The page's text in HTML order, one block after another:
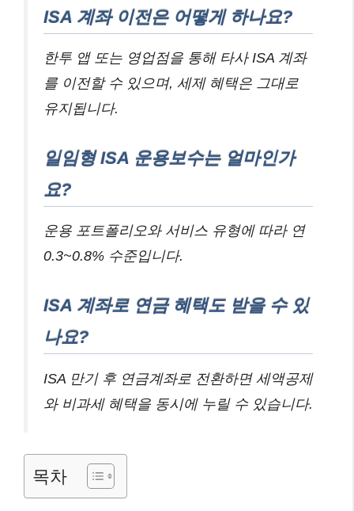
ISA 계좌 이전은 어떻게 하나요?
한투 앱 또는 영업점을 통해 타사 ISA 계좌
를 이전할 수 있으며, 세제 혜택은 그대로
유지됩니다.
일임형 ISA 운용보수는 얼마인가
요?
운용 포트폴리오와 서비스 유형에 따라 연
0.3~0.8% 수준입니다.
ISA 계좌로 연금 혜택도 받을 수 있
나요?
ISA 만기 후 연금계좌로 전환하면 세액공제
와 비과세 혜택을 동시에 누릴 수 있습니다.
목차